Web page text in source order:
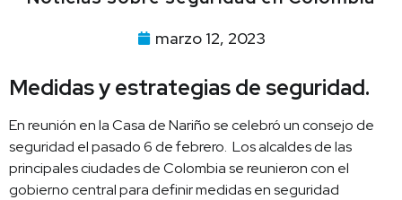
marzo 12, 2023
Medidas y estrategias de seguridad.
En reunión en la Casa de Nariño se celebró un consejo de
seguridad el pasado 6 de febrero. Los alcaldes de las
principales ciudades de Colombia se reunieron con el
gobierno central para definir medidas en seguridad